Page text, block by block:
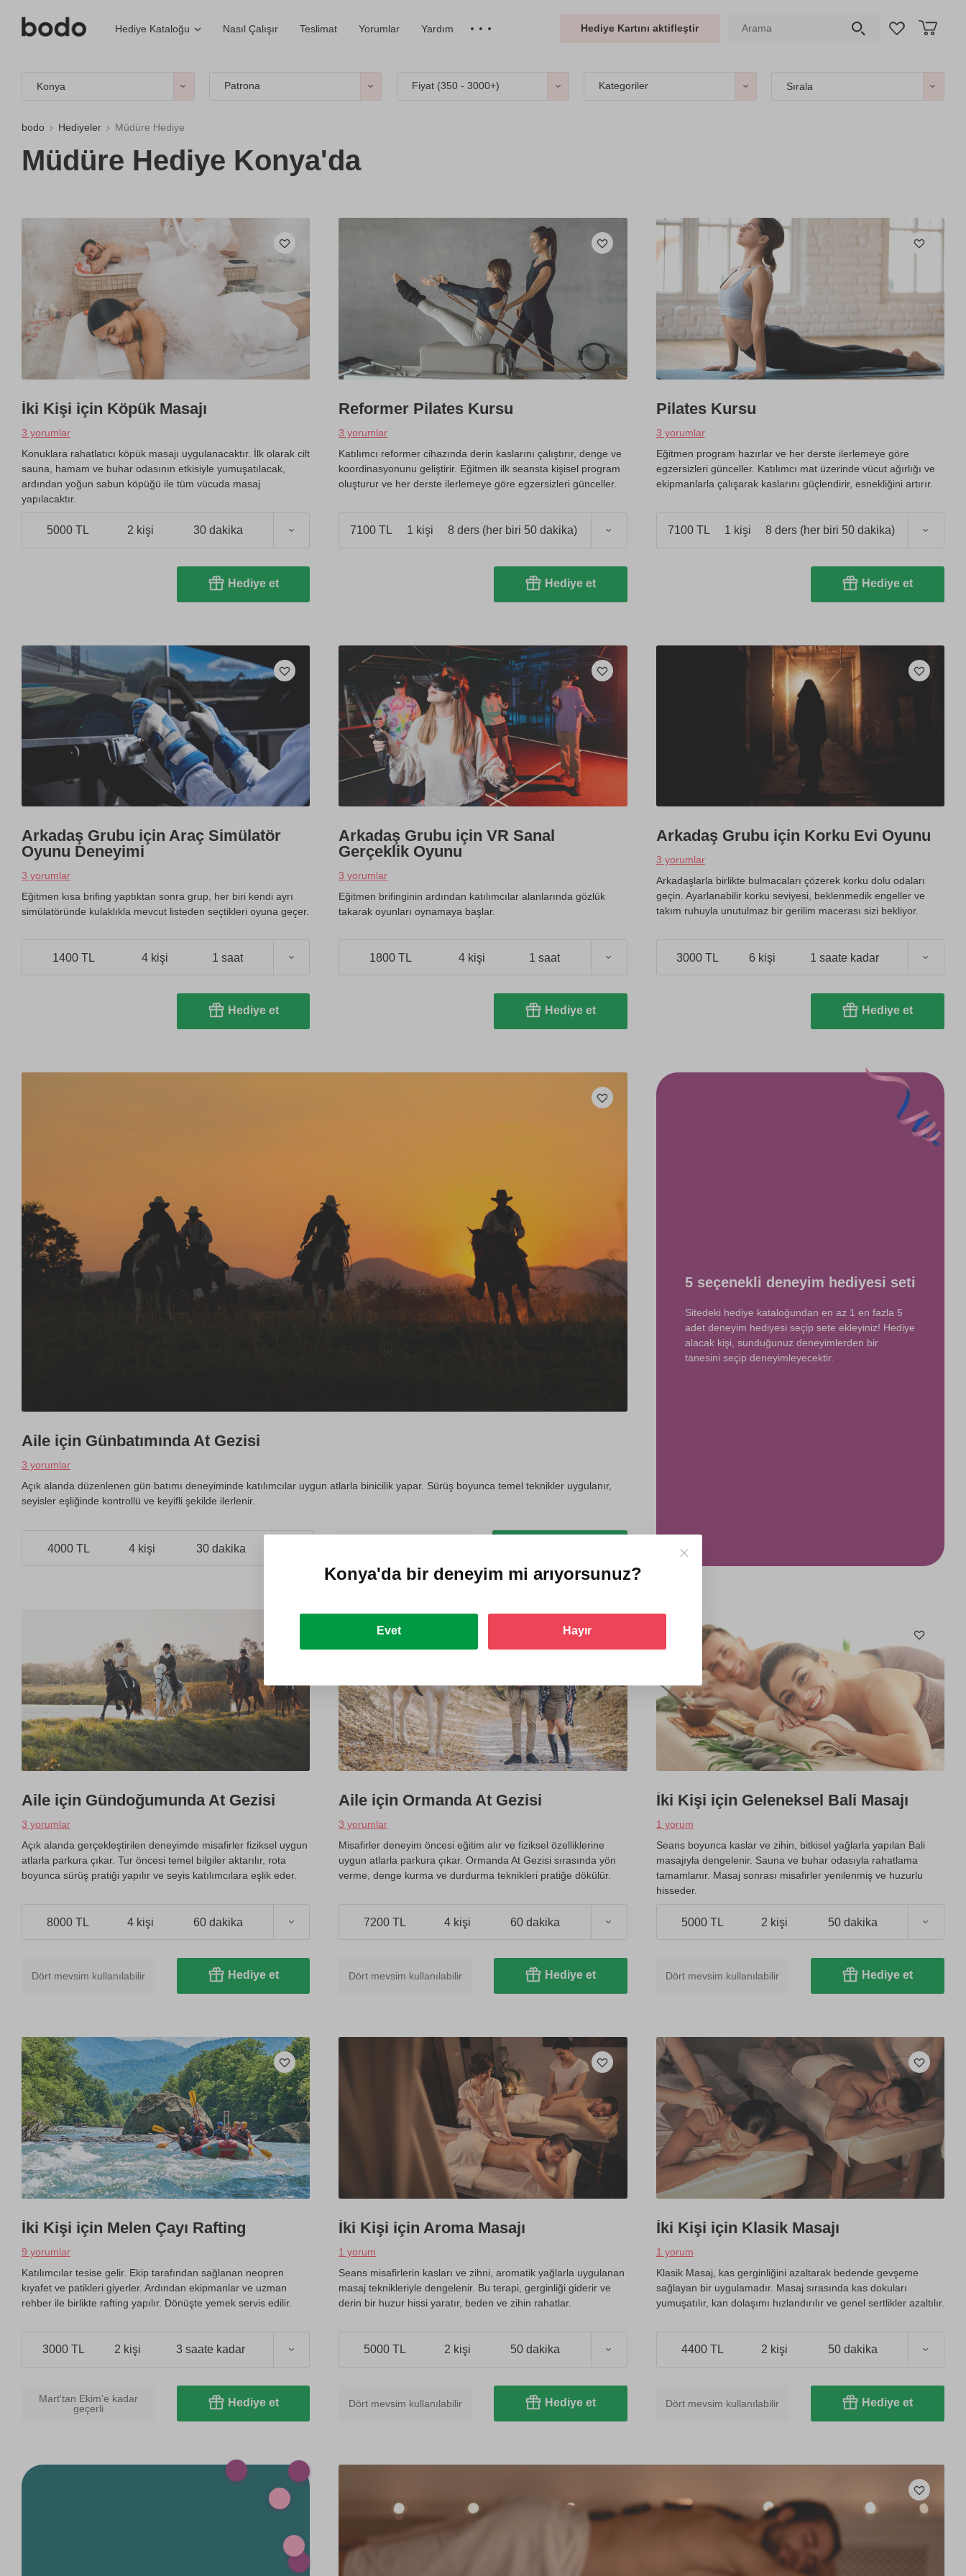
Hediye Kataloğu Nasıl Çalışır Teslimat Yorumlar Yardım Hediye Kartını aktifleştir
Konya Patrona Fiyat (350 - 3000+) Kategoriler Sırala
bodo Hediyeler Müdüre Hediye
Müdüre Hediye Konya'da
İki Kişi için Köpük Masajı
3 yorumlar
Konuklara rahatlatıcı köpük masajı uygulanacaktır. İlk olarak cilt
sauna, hamam ve buhar odasının etkisiyle yumuşatılacak,
ardından yoğun sabun köpüğü ile tüm vücuda masaj
yapılacaktır.
5000 TL 2 kişi 30 dakika
Hediye et
Reformer Pilates Kursu
3 yorumlar
Katılımcı reformer cihazında derin kaslarını çalıştırır, denge ve
koordinasyonunu geliştirir. Eğitmen ilk seansta kişisel program
oluşturur ve her derste ilerlemeye göre egzersizleri günceller.
7100 TL 1 kişi 8 ders (her biri 50 dakika)
Hediye et
Pilates Kursu
3 yorumlar
Eğitmen program hazırlar ve her derste ilerlemeye göre
egzersizleri günceller. Katılımcı mat üzerinde vücut ağırlığı ve
ekipmanlarla çalışarak kaslarını güçlendirir, esnekliğini artırır.
7100 TL 1 kişi 8 ders (her biri 50 dakika)
Hediye et
Arkadaş Grubu için Araç Simülatör
Oyunu Deneyimi
3 yorumlar
Eğitmen kısa brifing yaptıktan sonra grup, her biri kendi ayrı
simülatöründe kulaklıkla mevcut listeden seçtikleri oyuna geçer.
1400 TL 4 kişi 1 saat
Hediye et
Arkadaş Grubu için VR Sanal
Gerçeklik Oyunu
3 yorumlar
Eğitmen brifinginin ardından katılımcılar alanlarında gözlük
takarak oyunları oynamaya başlar.
1800 TL 4 kişi 1 saat
Hediye et
Arkadaş Grubu için Korku Evi Oyunu
3 yorumlar
Arkadaşlarla birlikte bulmacaları çözerek korku dolu odaları
geçin. Ayarlanabilir korku seviyesi, beklenmedik engeller ve
takım ruhuyla unutulmaz bir gerilim macerası sizi bekliyor.
3000 TL 6 kişi 1 saate kadar
Hediye et
Aile için Günbatımında At Gezisi
3 yorumlar
Açık alanda düzenlenen gün batımı deneyiminde katılımcılar uygun atlarla binicilik yapar. Sürüş boyunca temel teknikler uygulanır,
seyisler eşliğinde kontrollü ve keyifli şekilde ilerlenir.
4000 TL 4 kişi 30 dakika
5 seçenekli deneyim hediyesi seti
Sitedeki hediye kataloğundan en az 1 en fazla 5
adet deneyim hediyesi seçip sete ekleyiniz! Hediye
alacak kişi, sunduğunuz deneyimlerden bir
tanesini seçip deneyimleyecektir.
Aile için Gündoğumunda At Gezisi
3 yorumlar
Açık alanda gerçekleştirilen deneyimde misafirler fiziksel uygun
atlarla parkura çıkar. Tur öncesi temel bilgiler aktarılır, rota
boyunca sürüş pratiği yapılır ve seyis katılımcılara eşlik eder.
8000 TL 4 kişi 60 dakika
Dört mevsim kullanılabilir Hediye et
Aile için Ormanda At Gezisi
3 yorumlar
Misafirler deneyim öncesi eğitim alır ve fiziksel özelliklerine
uygun atlarla parkura çıkar. Ormanda At Gezisi sırasında yön
verme, denge kurma ve durdurma teknikleri pratiğe dökülür.
7200 TL 4 kişi 60 dakika
Dört mevsim kullanılabilir Hediye et
İki Kişi için Geleneksel Bali Masajı
1 yorum
Seans boyunca kaslar ve zihin, bitkisel yağlarla yapılan Bali
masajıyla dengelenir. Sauna ve buhar odasıyla rahatlama
tamamlanır. Masaj sonrası misafirler yenilenmiş ve huzurlu
hisseder.
5000 TL 2 kişi 50 dakika
Dört mevsim kullanılabilir Hediye et
İki Kişi için Melen Çayı Rafting
9 yorumlar
Katılımcılar tesise gelir. Ekip tarafından sağlanan neopren
kıyafet ve patikleri giyerler. Ardından ekipmanlar ve uzman
rehber ile birlikte rafting yapılır. Dönüşte yemek servis edilir.
3000 TL 2 kişi 3 saate kadar
Mart'tan Ekim'e kadar
geçerli
Hediye et
İki Kişi için Aroma Masajı
1 yorum
Seans misafirlerin kasları ve zihni, aromatik yağlarla uygulanan
masaj teknikleriyle dengelenir. Bu terapi, gerginliği giderir ve
derin bir huzur hissi yaratır, beden ve zihin rahatlar.
5000 TL 2 kişi 50 dakika
Dört mevsim kullanılabilir Hediye et
İki Kişi için Klasik Masajı
1 yorum
Klasik Masaj, kas gerginliğini azaltarak bedende gevşeme
sağlayan bir uygulamadır. Masaj sırasında kas dokuları
yumuşatılır, kan dolaşımı hızlandırılır ve genel sertlikler azaltılır.
4400 TL 2 kişi 50 dakika
Dört mevsim kullanılabilir Hediye et
Konya'dabir deneyim mi arıyorsunuz?
Evet Hayır